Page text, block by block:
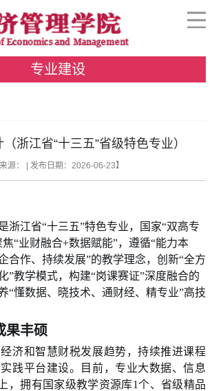
专业建设
浙江省“十三五”省级特色专业）
来源： | 发布日期：2026-06-23】
浙江省“十三五”特色专业，国家“双高专
“业财融合+数据赋能”，遵循“能力本
合作、持续发展”的教学理念，创新“全方
”教学模式，构建“岗课赛证”深度融合的
“懂数据、晓技术、通财经、精专业”高技
果丰硕
济和智慧财税发展趋势，持续推进课程
践平台建设。目前，专业大数据、信息
，拥有国家级教学资源库1个、省级精品